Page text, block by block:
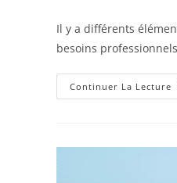
Il y a différents
besoins
Continuer La Lecture